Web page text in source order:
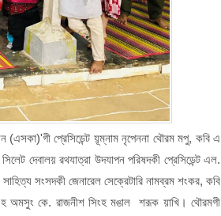
(এসকা)'গী প্রেসিডেন্ট য়ূম্নাম নৃপেননা থৌরম মপু, কবি এ
দেবালয় রথযাত্রা উদযাপন পরিষদকী প্রেসিডেন্ট এল.
সাহিত্য সংসদকী জেনারেল সেক্রেটারি নামব্রম শংকর, কবি
অমসুং কে. রাজনীশ সিংহ মঙাল শরূক য়াখি। থৌরমগী